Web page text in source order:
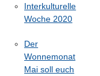
Interkulturelle
Woche 2020
Der
Wonnemonat
Mai soll euch